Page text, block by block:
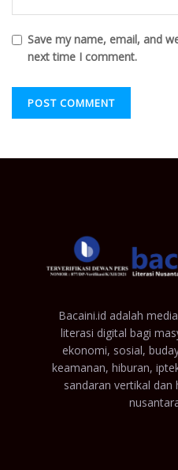
Save my name, email, and
next time I comment.
Bacaini.id adalah
literasi digital bagi
ekonomi, sosial,
keamanan, hiburan,
sandaran vertikal